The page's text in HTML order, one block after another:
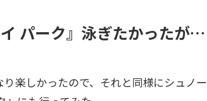
イ パーク』泳ぎたかったが…
り楽しかったので、それと同様にシュノ